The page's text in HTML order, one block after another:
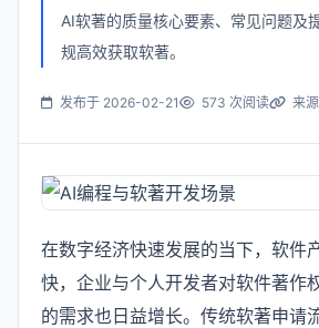
AI软著的质量核心要素、常见问题及
规高效获取软著。
发布于 2026-02-21 573 次阅读 来
在数字经济快速发展的当下，软件
快，企业与个人开发者对软件著作
的需求也日益增长。传统软著申请